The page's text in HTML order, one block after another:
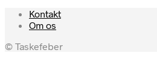
Kontakt
Om os
© Taskefeber